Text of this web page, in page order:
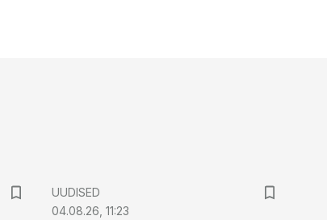
UUDISED
04.08.26, 11:23